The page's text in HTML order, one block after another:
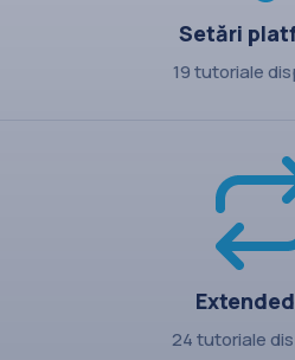
Setări
19 tutoriale
24 tutoriale